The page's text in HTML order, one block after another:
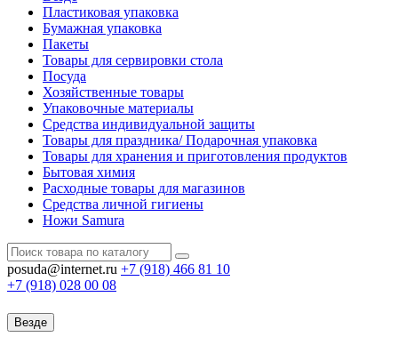
Пластиковая упаковка
Бумажная упаковка
Пакеты
Товары для сервировки стола
Посуда
Хозяйственные товары
Упаковочные материалы
Средства индивидуальной защиты
Товары для праздника/ Подарочная упаковка
Товары для хранения и приготовления продуктов
Бытовая химия
Расходные товары для магазинов
Средства личной гигиены
Ножи Samura
posuda@internet.ru +7 (918) 466 81 10
+7 (918) 028 00 08
Везде